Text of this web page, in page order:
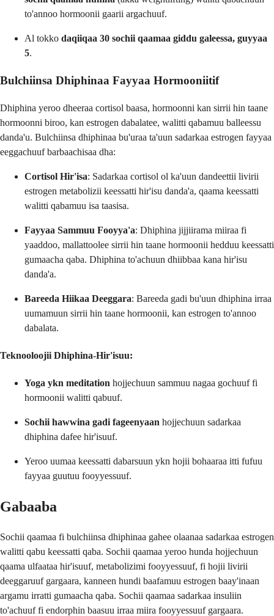
to'annoo hormoonii gaarii argachuuf.
Al tokko daqiiqaa 30 sochii qaamaa giddu galeessa, guyyaa
5.
Bulchiinsa Dhiphinaa Fayyaa Hormooniitif
Dhiphina yeroo dheeraa cortisol baasa, hormoonni kan sirrii hin taane
hormoonni biroo, kan estrogen dabalatee, walitti qabamuu balleessu
danda'u. Bulchiinsa dhiphinaa bu'uraa ta'uun sadarkaa estrogen fayyaa
eeggachuuf barbaachisaa dha:
Cortisol Hir'isa: Sadarkaa cortisol ol ka'uun dandeettii livirii
estrogen metabolizii keessatti hir'isu danda'a, qaama keessatti
walitti qabamuu isa taasisa.
Fayyaa Sammuu Fooyya'a: Dhiphina jijjiirama miiraa fi
yaaddoo, mallattoolee sirrii hin taane hormoonii hedduu keessatti
gumaacha qaba. Dhiphina to'achuun dhiibbaa kana hir'isu
danda'a.
Bareeda Hiikaa Deeggara: Bareeda gadi bu'uun dhiphina irraa
uumamuun sirrii hin taane hormoonii, kan estrogen to'annoo
dabalata.
Teknooloojii Dhiphina-Hir'isuu:
Yoga ykn meditation hojjechuun sammuu nagaa gochuuf fi
hormoonii walitti qabuuf.
Sochii hawwina gadi fageenyaan hojjechuun sadarkaa
dhiphina dafee hir'isuuf.
Yeroo uumaa keessatti dabarsuun ykn hojii bohaaraa itti fufuu
fayyaa guutuu fooyyessuuf.
Gabaaba
Sochii qaamaa fi bulchiinsa dhiphinaa gahee olaanaa sadarkaa estrogen
walitti qabu keessatti qaba. Sochii qaamaa yeroo hunda hojjechuun
qaama ulfaataa hir'isuuf, metabolizimi fooyyessuuf, fi hojii livirii
deeggaruuf gargaara, kanneen hundi baafamuu estrogen baay'inaan
argamu irratti gumaacha qaba. Sochii qaamaa sadarkaa insuliin
to'achuuf fi endorphin baasuu irraa miira fooyyessuuf gargaara.